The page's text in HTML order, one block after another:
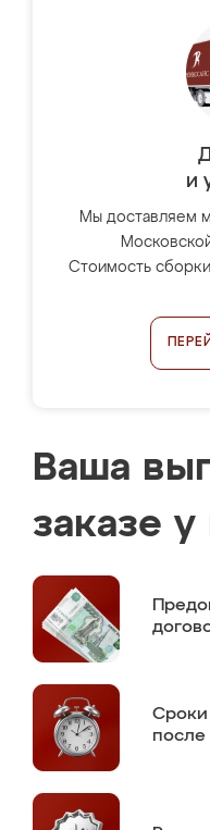
и
Мы доставляем
Стоимость
Ваша
заказе у
Сроки
после